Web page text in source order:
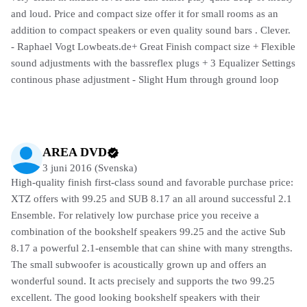
and loud. Price and compact size offer it for small rooms as an
addition to compact speakers or even quality sound bars . Clever.
- Raphael Vogt Lowbeats.de+ Great Finish compact size + Flexible
sound adjustments with the bassreflex plugs + 3 Equalizer Settings
continous phase adjustment - Slight Hum through ground loop
AREA DVD
3 juni 2016 (Svenska)
High-quality finish first-class sound and favorable purchase price:
XTZ offers with 99.25 and SUB 8.17 an all around successful 2.1
Ensemble. For relatively low purchase price you receive a
combination of the bookshelf speakers 99.25 and the active Sub
8.17 a powerful 2.1-ensemble that can shine with many strengths.
The small subwoofer is acoustically grown up and offers an
wonderful sound. It acts precisely and supports the two 99.25
excellent. The good looking bookshelf speakers with their